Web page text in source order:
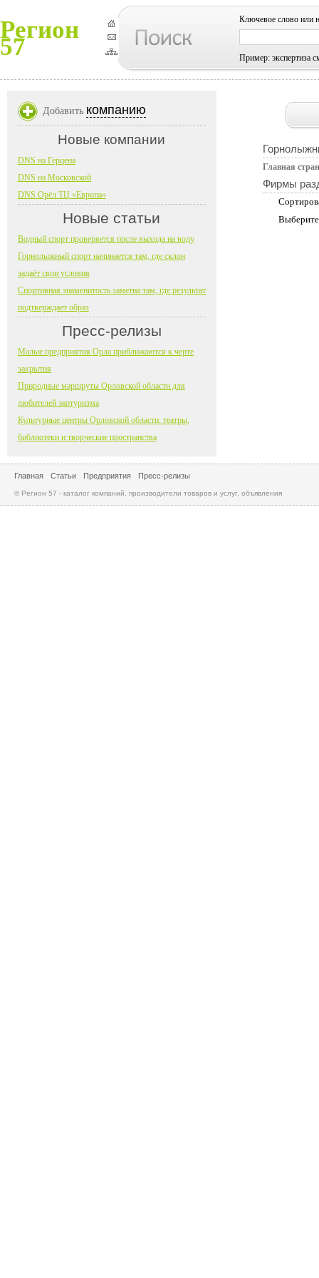
Регион
57
Ключевое слово или
Пример: экспертиза
Главная
Фирмы
Добавить компанию
Новые компании
DNS на Герцена
DNS на Московской
DNS Орёл ТЦ «Европа»
Новые статьи
Водный спорт проверяется после выхода на воду
Горнолыжный спорт начинается там, где склон
задаёт свои условия
Спортивная знаменитость заметна там, где результат
подтверждает образ
Пресс-релизы
Малые предприятия Орла приближаются к черте
закрытия
Природные маршруты Орловской области для
любителей экотуризма
Культурные центры Орловской области: театры,
библиотеки и творческие пространства
Главная Статьи Предприятия Пресс-релизы
© Регион 57 - каталог компаний, производители товаров и услуг, объявления